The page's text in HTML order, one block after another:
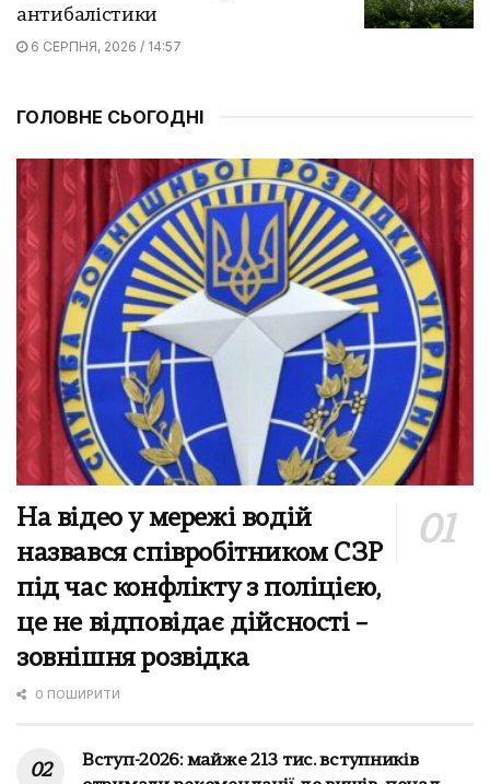
антибалістики
6 СЕРПНЯ, 2026 / 14:57
ГОЛОВНЕ СЬОГОДНІ
На відео у мережі водій
назвався співробітником СЗР
під час конфлікту з поліцією,
це не відповідає дійсності –
зовнішня розвідка
0 ПОШИРИТИ
Вступ-2026: майже 213 тис. вступників